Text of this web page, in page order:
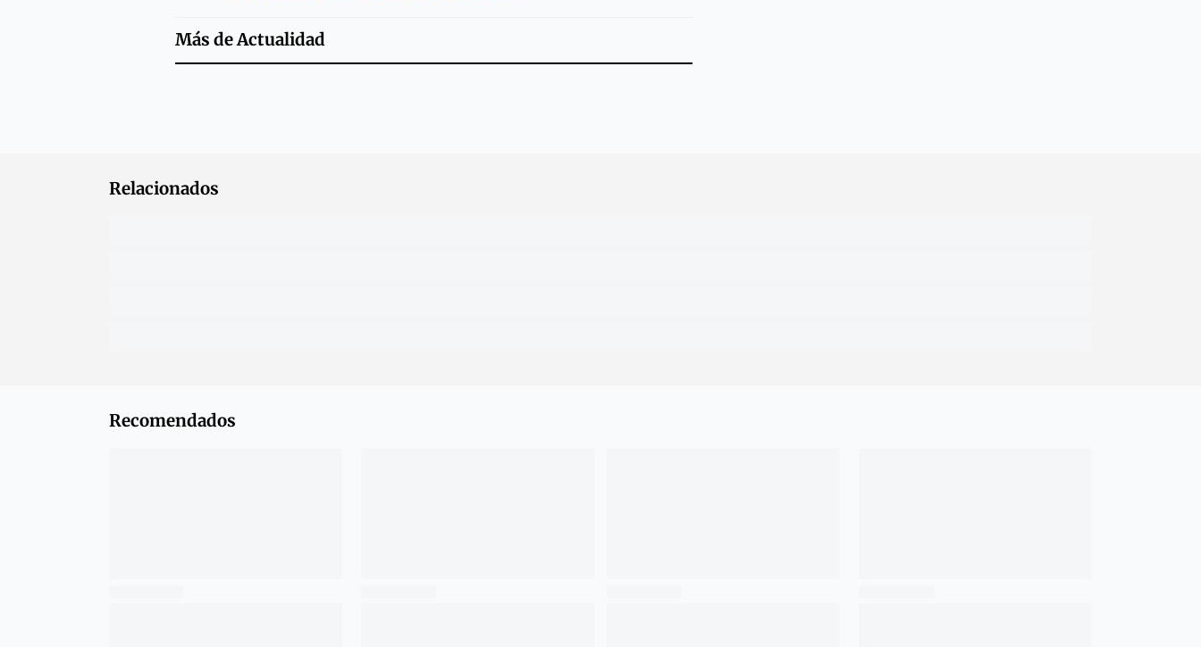
Más deActualidad
Relacionados
Recomendados